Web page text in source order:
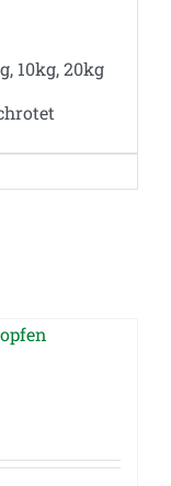
10kg, 20kg